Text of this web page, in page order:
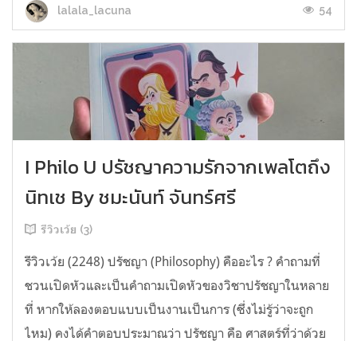
lalala_lacuna 54
I Philo U ปรัชญาความรักจากเพลโตถึง
นิทเช By ชมะนันท์ จันทร์ศรี
รีวิวเว้ย (3)
รีวิวเว้ย (2248) ปรัชญา (Philosophy) คืออะไร ? คำถามที่
ชวนเปิดหัวและเป็นคำถามเปิดหัวของวิชาปรัชญาในหลาย
ที่ หากให้ลองตอบแบบเป็นงานเป็นการ (ซึ่งไม่รู้ว่าจะถูก
ไหม) คงได้คำตอบประมาณว่า ปรัชญา คือ ศาสตร์ที่ว่าด้วย